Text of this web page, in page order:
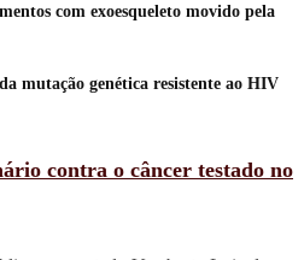
com exoesqueleto movido pela
mutação genética resistente ao HIV
contra o câncer testado no